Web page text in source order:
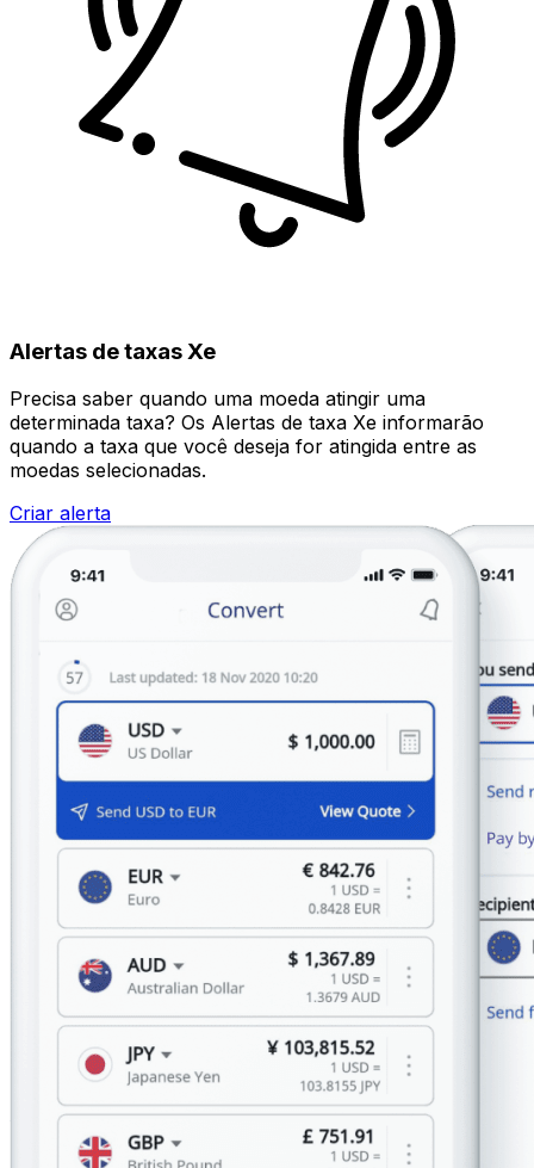
Alertas de taxas Xe
Precisa saber quando uma moeda atingir uma
determinada taxa? Os Alertas de taxa Xe informarão
quando a taxa que você deseja for atingida entre as
moedas selecionadas.
Criar alerta